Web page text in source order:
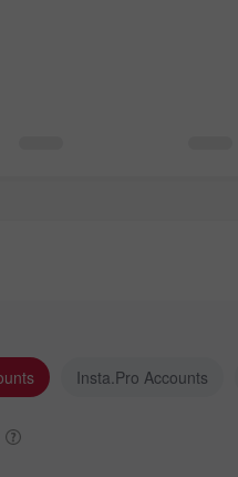
Insta.Pro Accounts